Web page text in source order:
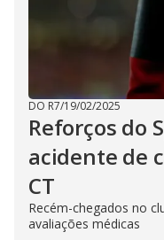
DO R7/19/02/2025
Reforços do
acidente de
CT
Recém-chegados no
avaliações médicas